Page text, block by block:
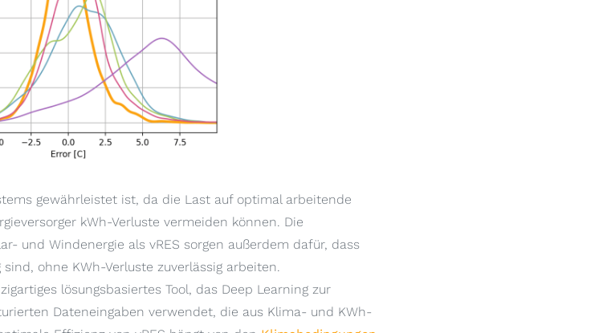
gewährleistet ist, da die Last auf optimal arbeitende
kWh-Verluste vermeiden können. Die
und Windenergie als vRES sorgen außerdem dafür, dass
ohne KWh-Verluste zuverlässig arbeiten.
lösungsbasiertes Tool, das Deep Learning zur
Dateneingaben verwendet, die aus Klima- und KWh-